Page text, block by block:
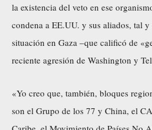
la existencia del veto en ese
condena a EE.UU. y sus aliados, tal
situación en Gaza –que calificó de
reciente agresión de Washington y
«Yo creo que, también, bloques
son el Grupo de los 77 y China, el